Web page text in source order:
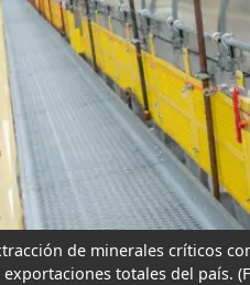
de minerales críticos
totales del país.